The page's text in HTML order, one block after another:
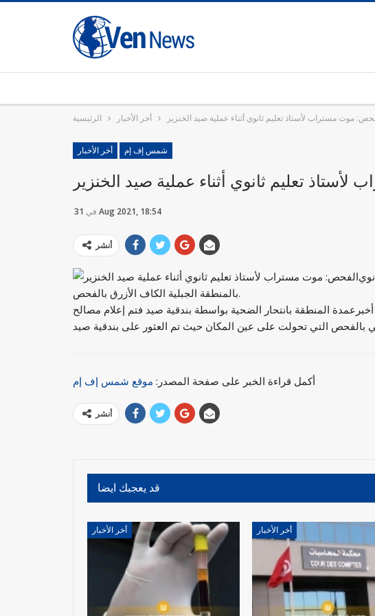
الرئيسية أخر الأخبار موت مستراب لأستاذ تعليم ثانوي أثناء عملية صيد الخنزير
أخر الأخبار شمس إف إم
تعليم ثانوي أثناء عملية صيد الخنزير
في 31 Aug 2021, 18:54
أنشر
بالمنطقة الجبلية الكاف الأزرق بالفحص.
المنطقة بانتحار الضحية بواسطة بندقية صيد فتم إعلام مصالح
أكمل قراءة الخبر على صفحة المصدر: موقع شمس إف إم
أنشر
قد يعجبك ايضا
أخر الأخبار أخر الأخبار